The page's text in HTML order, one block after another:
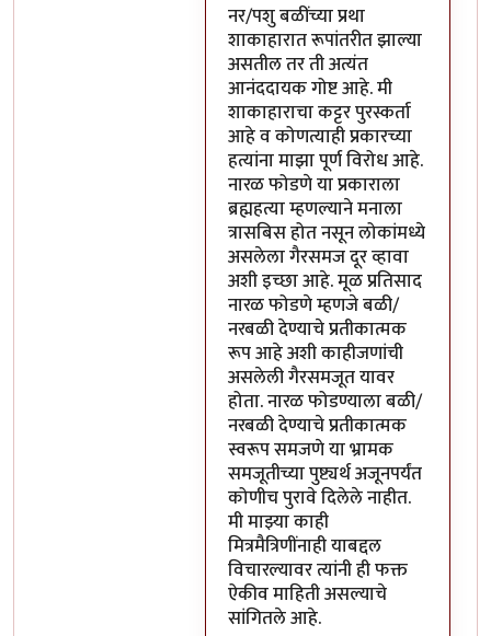
नर/पशु बळींच्या प्रथा
शाकाहारात रूपांतरीत झाल्या
असतील तर ती अत्यंत
आनंददायक गोष्ट आहे. मी
शाकाहाराचा कट्टर पुरस्कर्ता
आहे व कोणत्याही प्रकारच्या
हत्यांना माझा पूर्ण विरोध आहे.
नारळ फोडणे या प्रकाराला
ब्रह्महत्या म्हणल्याने मनाला
त्रासबिस होत नसून लोकांमध्ये
असलेला गैरसमज दूर व्हावा
अशी इच्छा आहे. मूळ प्रतिसाद
नारळ फोडणे म्हणजे बळी/
नरबळी देण्याचे प्रतीकात्मक
रूप आहे अशी काहीजणांची
असलेली गैरसमजूत यावर
होता. नारळ फोडण्याला बळी/
नरबळी देण्याचे प्रतीकात्मक
स्वरूप समजणे या भ्रामक
समजूतीच्या पुष्ट्यर्थ अजूनपर्यंत
कोणीच पुरावे दिलेले नाहीत.
मी माझ्या काही
मित्रमैत्रिणींनाही याबद्दल
विचारल्यावर त्यांनी ही फक्त
ऐकीव माहिती असल्याचे
सांगितले आहे.